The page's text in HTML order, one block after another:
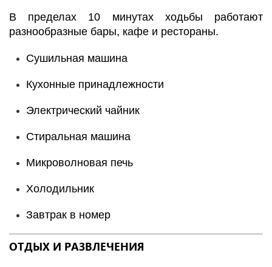
В пределах 10 минутах ходьбы работают
разнообразные бары, кафе и рестораны.
Сушильная машина
Кухонные принадлежности
Электрический чайник
Стиральная машина
Микроволновая печь
Холодильник
Завтрак в номер
ОТДЫХ И РАЗВЛЕЧЕНИЯ